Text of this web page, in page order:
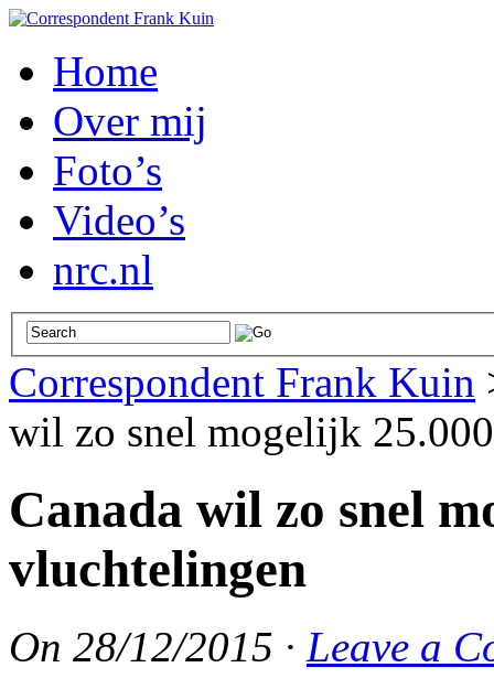
Home
Over mij
Foto’s
Video’s
nrc.nl
Correspondent Frank Kuin
wil zo snel mogelijk
Canada wil zo snel
vluchtelingen
On 28/12/2015 · Leave a